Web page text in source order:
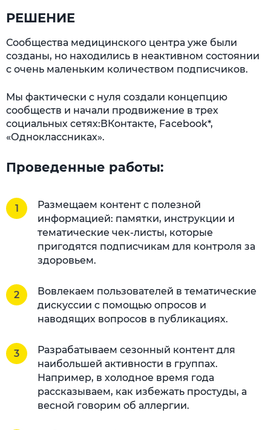
РЕШЕНИЕ
Сообщества медицинского центра уже были
созданы, но находились в неактивном состоянии
с очень маленьким количеством подписчиков.
Мы фактически с нуля создали концепцию
сообществ и начали продвижение в трех
социальных сетях:ВКонтакте, Facebook*,
«Одноклассниках».
Проведенные работы:
Размещаем контент с полезной
информацией: памятки, инструкции и
тематические чек-листы, которые
пригодятся подписчикам для контроля за
здоровьем.
Вовлекаем пользователей в тематические
дискуссии с помощью опросов и
наводящих вопросов в публикациях.
Разрабатываем сезонный контент для
наибольшей активности в группах.
Например, в холодное время года
рассказываем, как избежать простуды, а
весной говорим об аллергии.